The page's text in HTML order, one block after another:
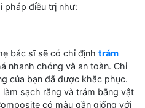
pháp điều trị như:
bác sĩ sẽ có chỉ định trám
nhanh chóng và an toàn. Chỉ
của bạn đã được khắc phục.
sạch răng và trám bằng vật
có màu gần giống với